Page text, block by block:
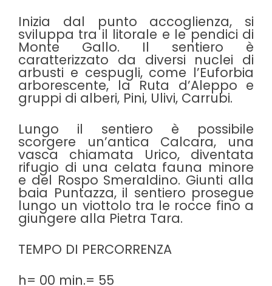
Inizia dal punto accoglienza, si
sviluppa tra il litorale e le pendici di
Monte Gallo. Il sentiero è
caratterizzato da diversi nuclei di
arbusti e cespugli, come l’Euforbia
arborescente, la Ruta d’Aleppo e
gruppi di alberi, Pini, Ulivi, Carrubi.
Lungo il sentiero è possibile
scorgere un’antica Calcara, una
vasca chiamata Urico, diventata
rifugio di una celata fauna minore
e del Rospo Smeraldino. Giunti alla
baia Puntazza, il sentiero prosegue
lungo un viottolo tra le rocce fino a
giungere alla Pietra Tara.
TEMPO DI PERCORRENZA
h= 00 min.= 55